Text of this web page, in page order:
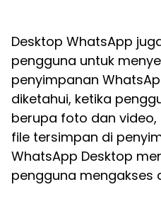
Desktop WhatsApp
pengguna untuk
penyimpanan
diketahui, ketika
berupa foto dan
file tersimpan di
WhatsApp Desktop
pengguna mengakses